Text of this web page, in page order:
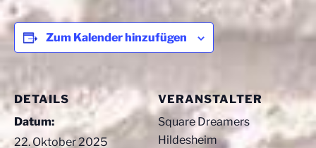
Zum Kalender hinzufügen
DETAILS
Datum:
22. Oktober 2025
VERANSTALTER
Square Dreamers
Hildesheim